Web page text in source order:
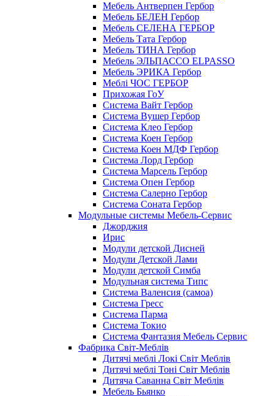
Мебель Антверпен Гербор
Мебель БЕЛЕН Гербор
Мебель СЕЛЕНА ГЕРБОР
Мебель Тата Гербор
Мебель ТИНА Гербор
Мебель ЭЛЬПАССО ELPASSO
Мебель ЭРИКА Гербор
Меблі ЧОС ГЕРБОР
Прихожая ГоУ
Система Вайт Гербор
Система Вушер Гербор
Система Клео Гербор
Система Коен Гербор
Система Коен МДФ Гербор
Система Лорд Гербор
Система Марсель Гербор
Система Опен Гербор
Система Салерно Гербор
Система Соната Гербор
Модульные системы Мебель-Сервис
Джорджия
Ирис
Модули детской Дисней
Модули Детской Лами
Модули детской Симба
Модульная система Типс
Система Валенсия (самоа)
Система Гресс
Система Парма
Система Токио
Система Фантазия Мебель Сервис
Фабрика Світ-Меблів
Дитячі меблі Локі Світ Меблів
Дитячі меблі Тоні Світ Меблів
Дитяча Саванна Світ Меблів
Мебель Бьянко